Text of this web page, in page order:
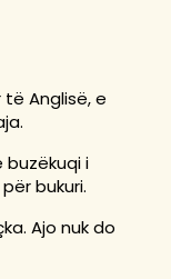
të Anglisë, e
i
bukuri.
Ajo nuk do